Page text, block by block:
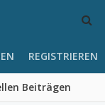
Beiträgen
REGISTRIEREN